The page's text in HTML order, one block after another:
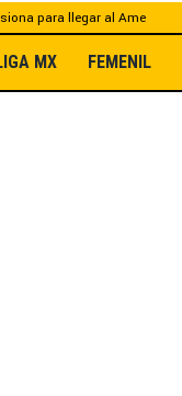
para llegar al Ame
MX FEMENIL